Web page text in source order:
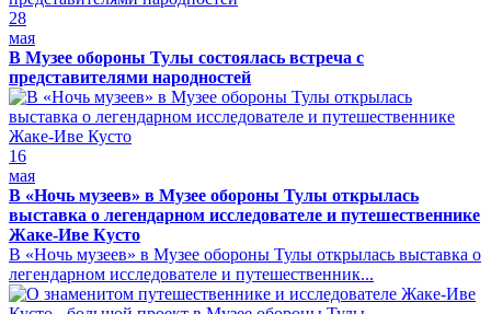
28
мая
В Музее обороны Тулы состоялась встреча с
представителями народностей
16
мая
В «Ночь музеев» в Музее обороны Тулы открылась
выставка о легендарном исследователе и путешественнике
Жаке-Иве Кусто
В «Ночь музеев» в Музее обороны Тулы открылась выставка о
легендарном исследователе и путешественник...